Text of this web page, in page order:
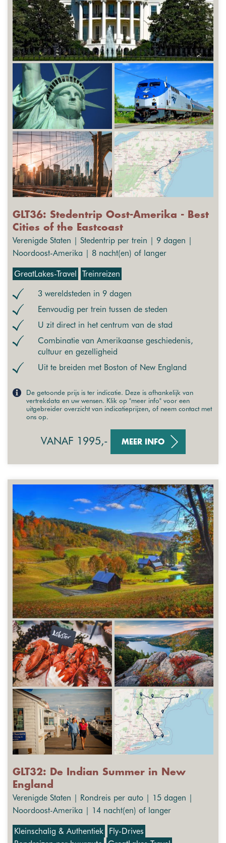
GLT36: Stedentrip Oost-Amerika - Best
Cities of the Eastcoast
Verenigde Staten | Stedentrip per trein | 9 dagen |
Noordoost-Amerika | 8 nacht(en) of langer
GreatLakes-Travel Treinreizen
3 wereldsteden in 9 dagen
Eenvoudig per trein tussen de steden
U zit direct in het centrum van de stad
Combinatie van Amerikaanse geschiedenis,
cultuur en gezelligheid
Uit te breiden met Boston of New England
De getoonde prijs is ter indicatie. Deze is afhankelijk van
vertrekdata en uw wensen. Klik op "meer info" voor een
uitgebreider overzicht van indicatieprijzen, of neem contact met
ons op.
VANAF 1995,- MEER INFO
GLT32: De Indian Summer in New
England
Verenigde Staten | Rondreis per auto | 15 dagen |
Noordoost-Amerika | 14 nacht(en) of langer
Kleinschalig & Authentiek
Fly-Drives